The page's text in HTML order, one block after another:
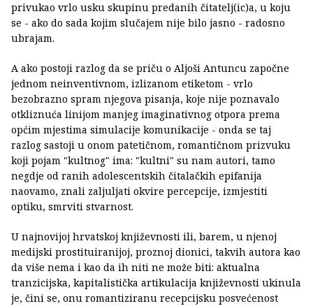
privukao vrlo usku skupinu predanih čitatelj(ic)a, u koju
se - ako do sada kojim slučajem nije bilo jasno - radosno
ubrajam.
A ako postoji razlog da se priču o Aljoši Antuncu započne
jednom neinventivnom, izlizanom etiketom - vrlo
bezobrazno spram njegova pisanja, koje nije poznavalo
otkliznuća linijom manjeg imaginativnog otpora prema
općim mjestima simulacije komunikacije - onda se taj
razlog sastoji u onom patetičnom, romantičnom prizvuku
koji pojam "kultnog" ima: "kultni" su nam autori, tamo
negdje od ranih adolescentskih čitalačkih epifanija
naovamo, znali zaljuljati okvire percepcije, izmjestiti
optiku, smrviti stvarnost.
U najnovijoj hrvatskoj književnosti ili, barem, u njenoj
medijski prostituiranijoj, proznoj dionici, takvih autora kao
da više nema i kao da ih niti ne može biti: aktualna
tranzicijska, kapitalistička artikulacija književnosti ukinula
je, čini se, onu romantiziranu recepcijsku posvećenost